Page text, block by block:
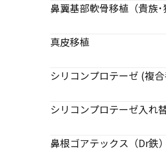
鼻翼基部軟骨移植（貴族･
真皮移植
シリコンプロテーゼ (複合
シリコンプロテーゼ入れ
鼻根ゴアテックス（Dr鉄）